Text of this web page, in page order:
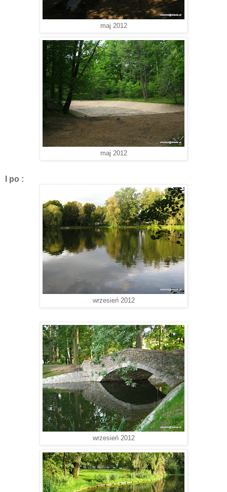
maj 2012
maj 2012
I po :
wrzesień 2012
wrzesień 2012